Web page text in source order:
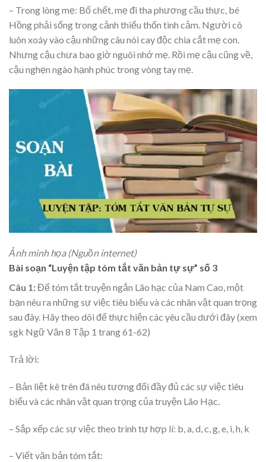
– Trong lòng mẹ: Bố chết, mẹ đi tha phương cầu thực, bé
Hồng phải sống trong cảnh thiếu thốn tình cảm. Người cô
luôn xoáy vào cậu những câu nói cay độc chia cắt mẹ con.
Nhưng cậu chưa bao giờ nguôi nhớ mẹ. Rồi mẹ cậu cũng về,
cậu nghẹn ngào hạnh phúc trong vòng tay mẹ.
Ảnh minh họa (Nguồn internet)
Bài soạn “Luyện tập tóm tắt văn bản tự sự” số 3
Câu 1:Để tóm tắt truyện ngắn Lão hạc của Nam Cao, một
bạn nêu ra những sự việc tiêu biểu và các nhân vật quan trọng
sau đây. Hãy theo dõi để thực hiện các yêu cầu dưới đây (xem
sgk Ngữ Văn 8 Tập 1 trang 61-62)
Trả lời:
– Bản liệt kê trên đã nêu tương đối đầy đủ các sự việc tiêu
biểu và các nhân vật quan trọng của truyện Lão Hạc.
– Sắp xếp các sự việc theo trình tự hợp lí: b, a, d, c, g, e, i, h, k
– Viết văn bản tóm tắt: